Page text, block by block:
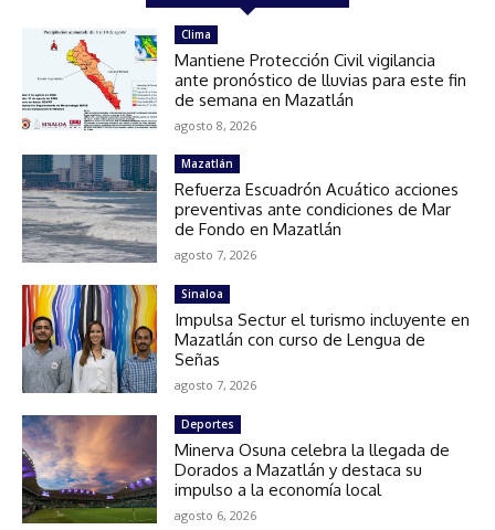
Clima
Mantiene Protección Civil vigilancia
ante pronóstico de lluvias para este fin
de semana en Mazatlán
agosto 8, 2026
Mazatlán
Refuerza Escuadrón Acuático acciones
preventivas ante condiciones de Mar
de Fondo en Mazatlán
agosto 7, 2026
Sinaloa
Impulsa Sectur el turismo incluyente en
Mazatlán con curso de Lengua de
Señas
agosto 7, 2026
Deportes
Minerva Osuna celebra la llegada de
Dorados a Mazatlán y destaca su
impulso a la economía local
agosto 6, 2026